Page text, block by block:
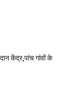
केंद्र,पांच गांवों के